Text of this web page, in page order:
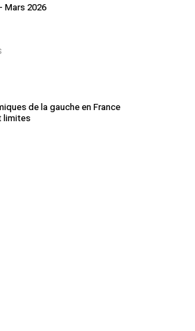
Mars 2026
de la gauche en France
limites